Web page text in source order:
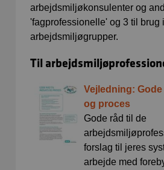
arbejdsmiljøkonsulenter og
'fagprofessionelle' og 3 til brug
arbejdsmiljøgrupper.
Til
Vejledning:
og proces
Gode råd til de
forslag til jeres
arbejde med